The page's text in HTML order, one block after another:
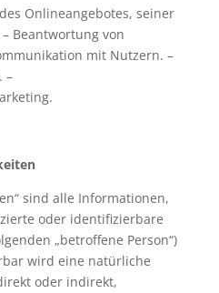
Onlineangebotes, seiner
Beantwortung von
mit Nutzern. –
–
sind alle Informationen,
oder identifizierbare
„betroffene Person“)
wird eine natürliche
oder indirekt,